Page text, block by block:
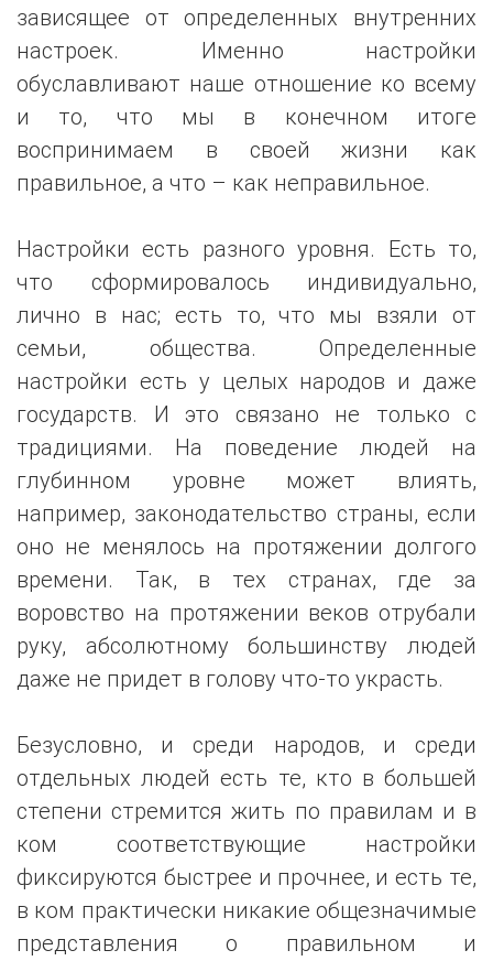
зависящее от определенных внутренних
настроек. Именно настройки
обуславливают наше отношение ко всему
и то, что мы в конечном итоге
воспринимаем в своей жизни как
правильное, а что – как неправильное.
Настройки есть разного уровня. Есть то,
что сформировалось индивидуально,
лично в нас; есть то, что мы взяли от
семьи, общества. Определенные
настройки есть у целых народов и даже
государств. И это связано не только с
традициями. На поведение людей на
глубинном уровне может влиять,
например, законодательство страны, если
оно не менялось на протяжении долгого
времени. Так, в тех странах, где за
воровство на протяжении веков отрубали
руку, абсолютному большинству людей
даже не придет в голову что-то украсть.
Безусловно, и среди народов, и среди
отдельных людей есть те, кто в большей
степени стремится жить по правилам и в
ком соответствующие настройки
фиксируются быстрее и прочнее, и есть те,
в ком практически никакие общезначимые
представления о правильном и